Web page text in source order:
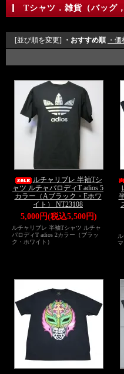
Tシャツ．雑貨（バッグ
[並び順を変更] ・おすすめ順 ・
ルチャリブレ 半袖Tシ
ャツ ルチャパロディT adios 5
カラー（Aブラック・Eホワ
イト） NT23108
5,000円(税込5,500円)
ルチャリブレ 半袖Tシャツ ルチャ
パロディT adios 2カラー（ブラッ
ク・ホワイト）